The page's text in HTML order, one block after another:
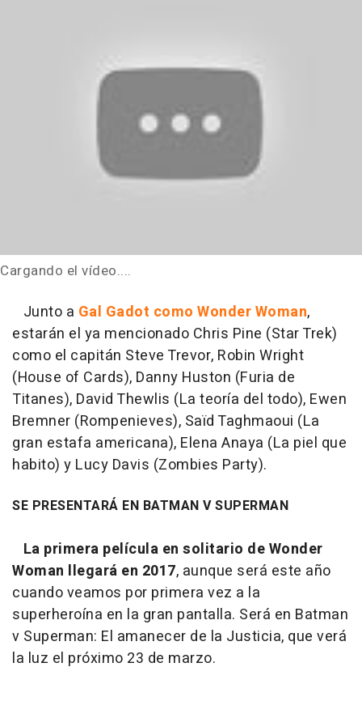
Cargando el vídeo....
Junto a Gal Gadot como Wonder Woman,
estarán el ya mencionado Chris Pine (Star Trek)
como el capitán Steve Trevor, Robin Wright
(House of Cards), Danny Huston (Furia de
Titanes), David Thewlis (La teoría del todo), Ewen
Bremner (Rompenieves), Saïd Taghmaoui (La
gran estafa americana), Elena Anaya (La piel que
habito) y Lucy Davis (Zombies Party).
SE PRESENTARÁ EN BATMAN V SUPERMAN
La primera película en solitario de Wonder
Woman llegará en 2017, aunque será este año
cuando veamos por primera vez a la
superheroína en la gran pantalla. Será en Batman
v Superman: El amanecer de la Justicia, que verá
la luz el próximo 23 de marzo.